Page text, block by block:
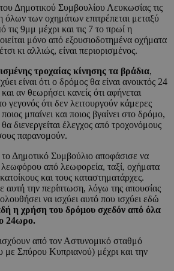
Δημοτικού Συμβουλίου Λευκωσίας τις
όλων των οχημάτων επιτρέπεται μεταξύ
9μμ μέχρι και τις 7 το πρωί η
μόνο από εξουσιοδοτημένα οχήματα
κι αλλιώς, είναι περιορισμένος.
τροχαίας κίνησης τα βράδια,
είναι ότι ο δρόμος θα είναι ανοικτός 24
αν θεωρήσει κανείς ότι αφήνεται
γεγονός ότι δεν λειτουργούν κάμερες
μπαίνει και ποιος βγαίνει στο δρόμο,
διενεργείται έλεγχος από τροχονόμους
παρανομούν.
Δημοτικό Συμβούλιο αποφάσισε να
λεωφόρου από λεωφορεία, ταξί, οχήματα
και τους καταστηματάρχες.
αυτή την περίπτωση, λόγω της απουσίας
να ισχύει αυτό που ισχύει εδώ
η χρήση του δρόμου σχεδόν από όλα
24ωρο.
από τον Αστυνομικό σταθμό
Σπύρου Κυπριανού) μέχρι και την